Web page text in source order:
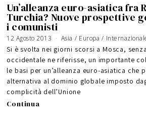
Un’alleanza euro-asiatica fra
Turchia? Nuove prospettive
i comunisti
12 Agosto 2013 Asia / Europa /
Si è svolta nei giorni scorsi a Mosca,
occidentale ne riferisse, un importante
le basi per un’alleanza euro-asiatica che
alternativa al dominio globale imposto
complicità dell’Unione
Continua